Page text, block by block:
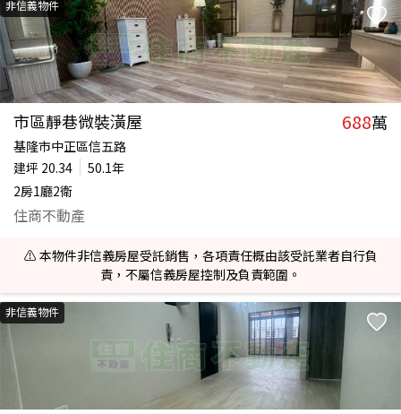
非信義物件
市區靜巷微裝潢屋 688萬
基隆市中正區信五路
建坪 20.34
50.1年
2房1廳2衛
住商不動產
⚠️ 本物件非信義房屋受託銷售，各項責任概由該受託業者自行負
責，不屬信義房屋控制及負責範圍。
非信義物件